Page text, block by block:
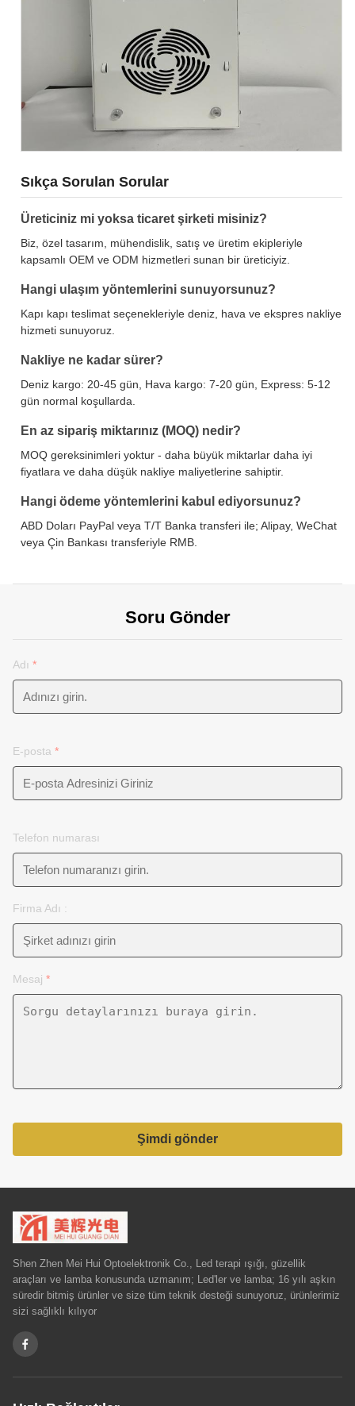
Sıkça Sorulan Sorular
Üreticiniz mi yoksa ticaret şirketi misiniz?
Biz, özel tasarım, mühendislik, satış ve üretim ekipleriyle
kapsamlı OEM ve ODM hizmetleri sunan bir üreticiyiz.
Hangi ulaşım yöntemlerini sunuyorsunuz?
Kapı kapı teslimat seçenekleriyle deniz, hava ve ekspres nakliye
hizmeti sunuyoruz.
Nakliye ne kadar sürer?
Deniz kargo: 20-45 gün, Hava kargo: 7-20 gün, Express: 5-12
gün normal koşullarda.
En az sipariş miktarınız (MOQ) nedir?
MOQ gereksinimleri yoktur - daha büyük miktarlar daha iyi
fiyatlara ve daha düşük nakliye maliyetlerine sahiptir.
Hangi ödeme yöntemlerini kabul ediyorsunuz?
ABD Doları PayPal veya T/T Banka transferi ile; Alipay, WeChat
veya Çin Bankası transferiyle RMB.
Soru Gönder
Adı *
E-posta *
Telefon numarası
Firma Adı :
Mesaj *
Şimdi gönder
Shen Zhen Mei Hui Optoelektronik Co., Led terapi ışığı, güzellik
araçları ve lamba konusunda uzmanım; Led'ler ve lamba; 16 yılı aşkın
süredir bitmiş ürünler ve size tüm teknik desteği sunuyoruz, ürünlerimiz
sizi sağlıklı kılıyor